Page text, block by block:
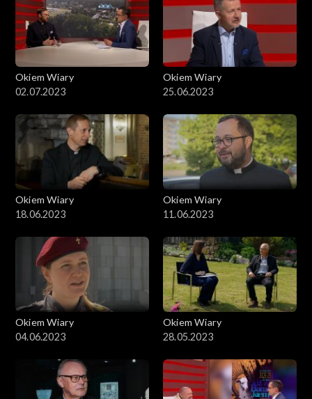
Okiem Wiary
02.07.2023
Okiem Wiary
25.06.2023
Okiem Wiary
18.06.2023
Okiem Wiary
11.06.2023
Okiem Wiary
04.06.2023
Okiem Wiary
28.05.2023